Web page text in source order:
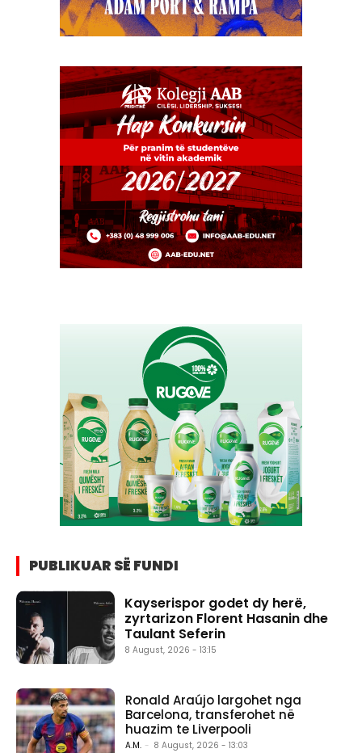
PUBLIKUAR SË FUNDI
Kayserispor godet dy herë,
zyrtarizon Florent Hasanin dhe
Taulant Seferin
8 August, 2026 - 13:15
Ronald Araújo largohet nga
Barcelona, transferohet në
huazim te Liverpooli
A.M. - 8 August, 2026 - 13:03